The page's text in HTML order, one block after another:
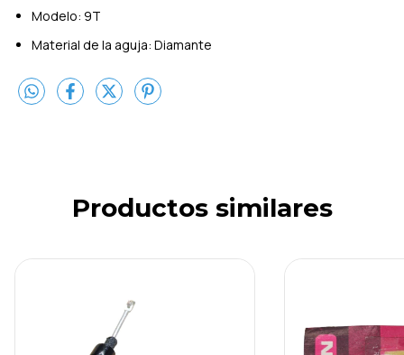
Modelo: 9T
Material de la aguja: Diamante
Productos similares